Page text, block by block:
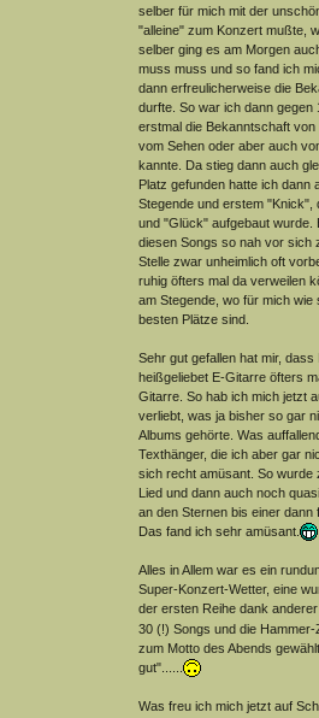
selber für mich mit der
"alleine" zum Konzert mußte,
selber ging es am Morgen
muss muss und so fand ich
dann erfreulicherweise die
durfte. So war ich dann gegen
erstmal die Bekanntschaft
vom Sehen oder aber auch
kannte. Da stieg dann auch
Platz gefunden hatte ich dann
Stegende und erstem "Knick",
und "Glück" aufgebaut wurde.
diesen Songs so nah vor sich
Stelle zwar unheimlich oft
ruhig öfters mal da verweilen
am Stegende, wo für mich wie
besten Plätze sind.
Sehr gut gefallen hat mir,
heißgeliebet E-Gitarre öfters
Gitarre. So hab ich mich jetzt
verliebt, was ja bisher so gar
Albums gehörte. Was
Texthänger, die ich aber gar
sich recht amüsant. So wurde
Lied und dann auch noch
an den Sternen bis einer dann
Das fand ich sehr amüsant.
Alles in Allem war es ein
Super-Konzert-Wetter, eine
der ersten Reihe dank
30 (!) Songs und die
zum Motto des Abends
gut"......
Was freu ich mich jetzt auf